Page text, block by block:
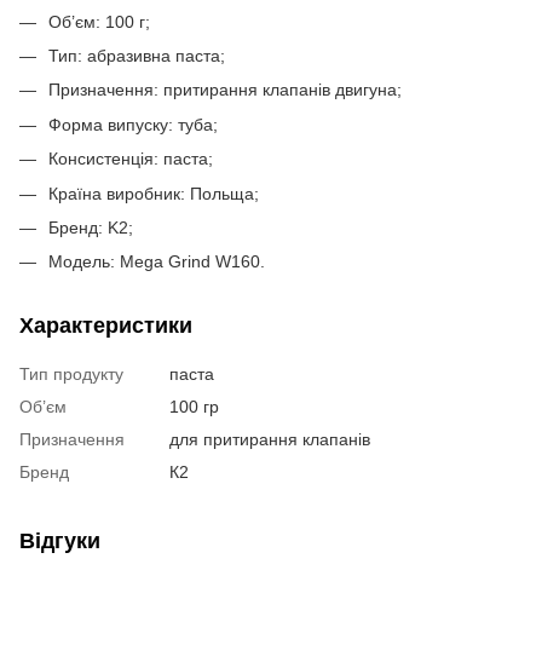
Об’єм: 100 г;
Тип: абразивна паста;
Призначення: притирання клапанів двигуна;
Форма випуску: туба;
Консистенція: паста;
Країна виробник: Польща;
Бренд: K2;
Модель: Mega Grind W160.
Характеристики
Тип продукту
паста
Об’єм
100 гр
Призначення
для притирання клапанів
Бренд
К2
Відгуки